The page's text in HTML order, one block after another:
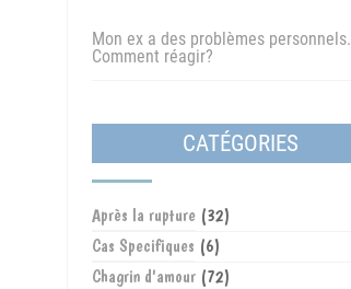
Mon ex a des problèmes personnels.
Comment réagir?
CATÉGORIES
Après la rupture(32)
Cas Specifiques (6)
Chagrin d'amour(72)